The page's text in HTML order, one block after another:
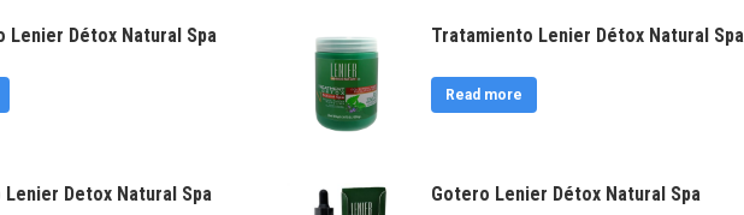
Lenier Détox Natural Spa Tratamiento Lenier Détox Natural Spa
Read more
Lenier Detox Natural Spa Gotero Lenier Détox Natural Spa